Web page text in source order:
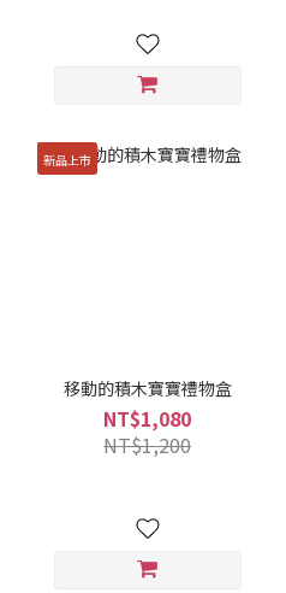
新品上市
移動的積木寶寶禮物盒
NT$1,080
NT$1,200